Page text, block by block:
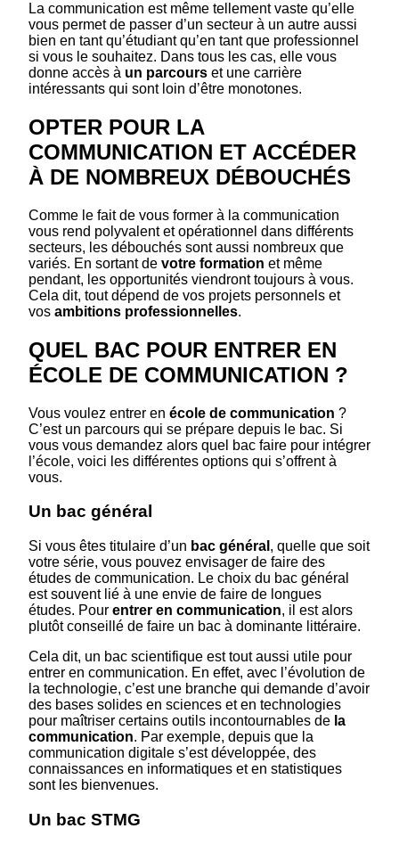
La communication est même tellement vaste qu’elle
vous permet de passer d’un secteur à un autre aussi
bien en tant qu’étudiant qu’en tant que professionnel
si vous le souhaitez. Dans tous les cas, elle vous
donne accès à un parcours et une carrière
intéressants qui sont loin d’être monotones.
OPTER POUR LA
COMMUNICATION ET ACCÉDER
À DE NOMBREUX DÉBOUCHÉS
Comme le fait de vous former à la communication
vous rend polyvalent et opérationnel dans différents
secteurs, les débouchés sont aussi nombreux que
variés. En sortant de votre formation et même
pendant, les opportunités viendront toujours à vous.
Cela dit, tout dépend de vos projets personnels et
vos ambitions professionnelles.
QUEL BAC POUR ENTRER EN
ÉCOLE DE COMMUNICATION ?
Vous voulez entrer en école de communication ?
C’est un parcours qui se prépare depuis le bac. Si
vous vous demandez alors quel bac faire pour intégrer
l’école, voici les différentes options qui s’offrent à
vous.
Un bac général
Si vous êtes titulaire d’un bac général , quelle que soit
votre série, vous pouvez envisager de faire des
études de communication. Le choix du bac général
est souvent lié à une envie de faire de longues
études. Pour entrer en communication, il est alors
plutôt conseillé de faire un bac à dominante littéraire.
Cela dit, un bac scientifique est tout aussi utile pour
entrer en communication. En effet, avec l’évolution de
la technologie, c’est une branche qui demande d’avoir
des bases solides en sciences et en technologies
pour maîtriser certains outils incontournables de la
communication. Par exemple, depuis que la
communication digitale s’est développée, des
connaissances en informatiques et en statistiques
sont les bienvenues.
Un bac STMG